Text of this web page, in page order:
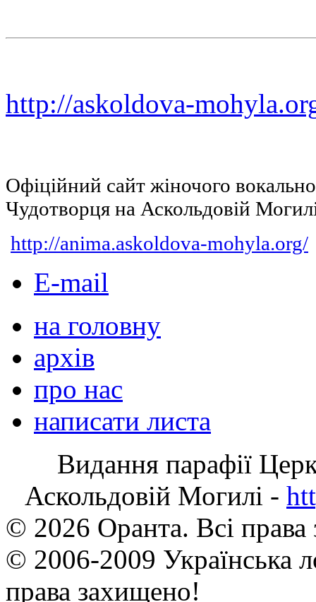
http://askoldova-
Офіційний сайт жіночого
Чудотворця на Аскольдовій
http://anima.askoldova-mohyla.org/
E-mail
на головну
архів
про нас
написати листа
Видання парафії
Аскольдовій Могилі -
© 2026 Оранта. Всі
© 2006-2009 Українська
права захищено!